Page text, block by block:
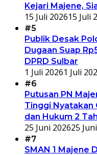
Kejari Majene,
15 Juli 202615 Juli
#5
Publik Desak
Dugaan Suap
DPRD Sulbar
1 Juli 20261 Juli
#6
Putusan PN
Tinggi Nyatakan
dan Hukum 2
25 Juni 202625
#7
SMAN 1 Majene